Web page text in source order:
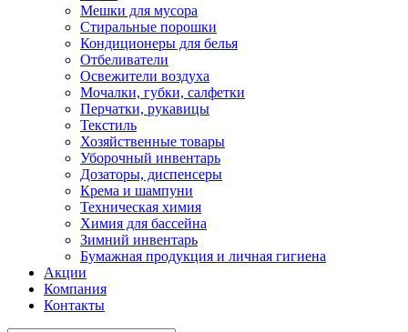
Мешки для мусора
Стиральные порошки
Кондиционеры для белья
Отбеливатели
Освежители воздуха
Мочалки, губки, салфетки
Перчатки, рукавицы
Текстиль
Хозяйственные товары
Уборочный инвентарь
Дозаторы, диспенсеры
Крема и шампуни
Техническая химия
Химия для бассейна
Зимний инвентарь
Бумажная продукция и личная гигиена
Акции
Компания
Контакты